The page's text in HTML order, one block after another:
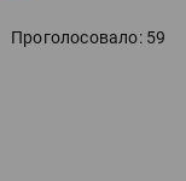
Проголосовало: 59